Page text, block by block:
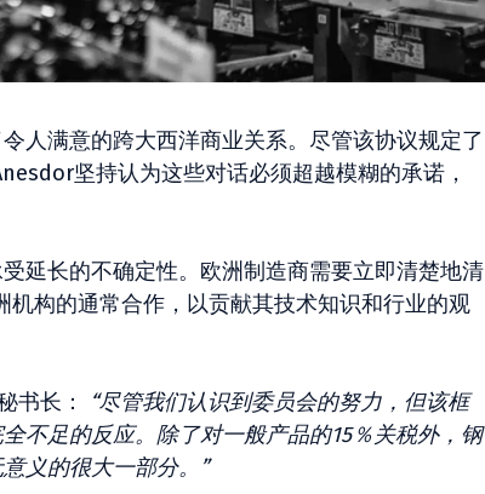
人满意的跨大西洋商业关系。尽管该协议规定了
坚持认为这些对话必须超越模糊的承诺，
延长的不确定性。欧洲制造商需要立即清楚地清
机构的通常合作，以贡献其技术知识和行业的观
书长：
“尽管我们认识到委员会的努力，但该框
不足的反应。除了对一般产品的15％关税外，钢
义的很大一部分。”